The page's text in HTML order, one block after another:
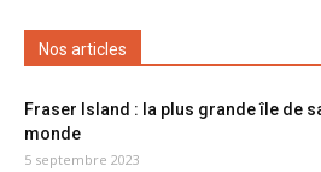
amis
Nos articles
Fraser Island : la plus grande île de
monde
5 septembre 2023